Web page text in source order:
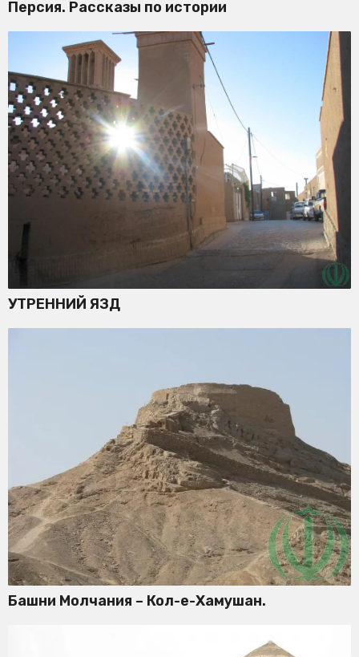
Персия. Рассказы по истории
УТРЕННИЙ ЯЗД
Башни Молчания – Кол-е-Хамушан.